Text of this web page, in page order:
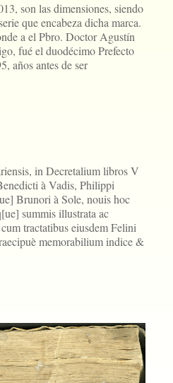
son las dimensiones, siendo
que encabeza dicha marca.
a el Pbro. Doctor Agustín
fué el duodécimo Prefecto
años antes de ser
in Decretalium libros V
à Vadis, Philippi
Brunori à Sole, nouis hoc
summis illustrata ac
tractatibus eiusdem Felini
memorabilium indice &